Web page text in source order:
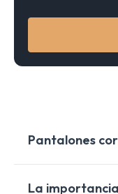
Pantalones
En el dinámico
La